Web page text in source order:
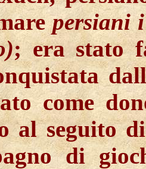
persiani
; era stato
come
al seguito
di